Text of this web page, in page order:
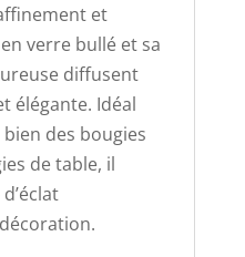
et
verre bullé et sa
diffusent
élégante. Idéal
des bougies
de table, il